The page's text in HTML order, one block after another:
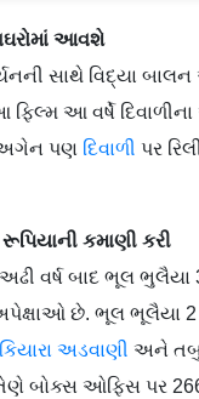
આવશે
સાથે વિદ્યા
ફિલ્મ આ વર્ષે
અગેન પણ દિવાળી પર
કમાણી કરી
વર્ષ બાદ ભૂલ
છે. ભૂલ ભૂલૈયા 2
કિયારા અડવાણી અને
બોક્સ ઓફિસ પર 266